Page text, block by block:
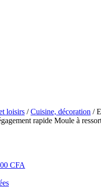
loisirs /Cuisine, décoration /
rapide Moule à
CFA